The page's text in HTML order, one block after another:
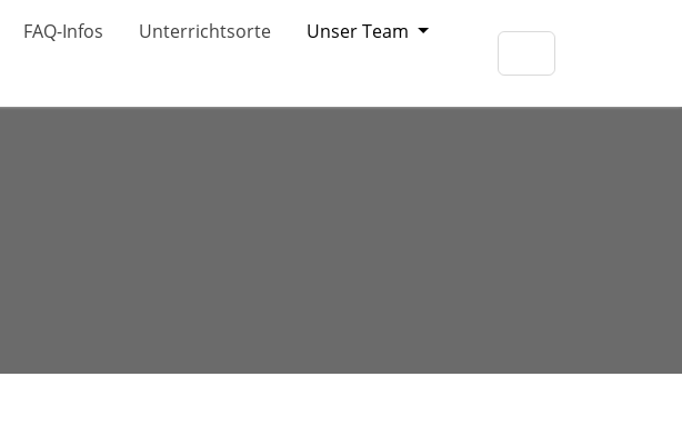
FAQ-Infos Unterrichtsorte
Unser Team